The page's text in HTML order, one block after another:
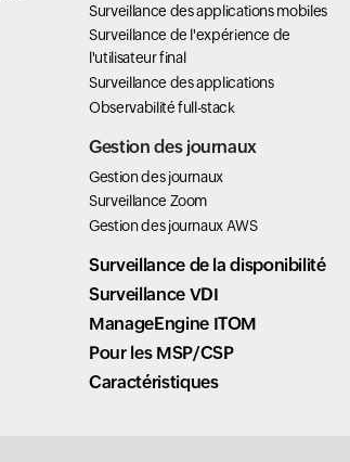
Surveillance des applications mobiles
Surveillance de l'expérience de
l'utilisateur final
Surveillance des applications
Observabilité full-stack
Gestion des journaux
Gestion des journaux
Surveillance Zoom
Gestion des journaux AWS
Surveillance de la disponibilité
Surveillance VDI
ManageEngine ITOM
Pour les MSP/CSP
Caractéristiques